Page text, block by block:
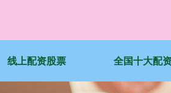
线上配资股票 全国十大配